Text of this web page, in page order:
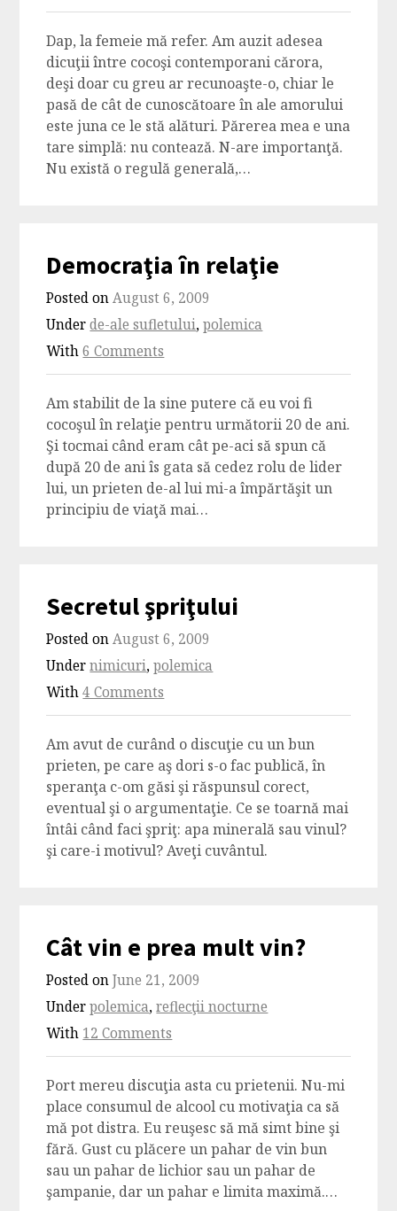
Dap, la femeie mă refer. Am auzit adesea
dicuţii între cocoşi contemporani cărora,
deşi doar cu greu ar recunoaşte-o, chiar le
pasă de cât de cunoscătoare în ale amorului
este juna ce le stă alături. Părerea mea e una
tare simplă: nu contează. N-are importanţă.
Nu există o regulă generală,…
Democraţia în relaţie
Posted onAugust 6, 2009
Underde-ale sufletului,polemica
With6 Comments
Am stabilit de la sine putere că eu voi fi
cocoşul în relaţie pentru următorii 20 de ani.
Şi tocmai când eram cât pe-aci să spun că
după 20 de ani îs gata să cedez rolu de lider
lui, un prieten de-al lui mi-a împărtăşit un
principiu de viaţă mai…
Secretul şpriţului
Posted onAugust 6, 2009
Undernimicuri,polemica
With4 Comments
Am avut de curând o discuţie cu un bun
prieten, pe care aş dori s-o fac publică, în
speranţa c-om găsi şi răspunsul corect,
eventual şi o argumentaţie. Ce se toarnă mai
întâi când faci şpriţ: apa minerală sau vinul?
şi care-i motivul? Aveţi cuvântul.
Cât vin e prea mult vin?
Posted onJune 21, 2009
Underpolemica,reflecţii nocturne
With 12 Comments
Port mereu discuţia asta cu prietenii. Nu-mi
place consumul de alcool cu motivaţia ca să
mă pot distra. Eu reuşesc să mă simt bine şi
fără. Gust cu plăcere un pahar de vin bun
sau un pahar de lichior sau un pahar de
şampanie, dar un pahar e limita maximă.…